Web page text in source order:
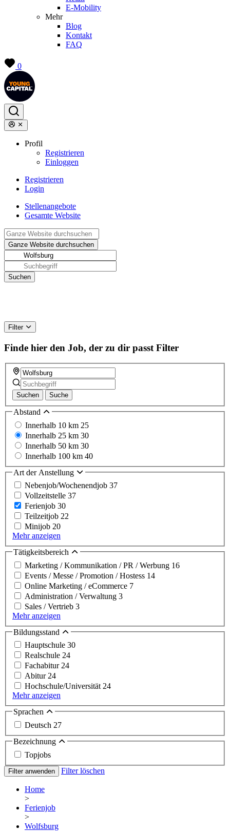
E-Mobility
Mehr
Blog
Kontakt
FAQ
0
Profil
Registrieren
Einloggen
Registrieren
Login
Stellenangebote
Gesamte Website
Filter
Finde hier den Job, der zu dir passt Filter
Suchen Suche
Abstand
Innerhalb 10 km 25
Innerhalb 25 km 30
Innerhalb 50 km 30
Innerhalb 100 km 40
Art der Anstellung
Nebenjob/Wochenendjob 37
Vollzeitstelle 37
Ferienjob 30
Teilzeitjob 22
Minijob 20
Mehr anzeigen
Tätigkeitsbereich
Marketing / Kommunikation / PR / Werbung 16
Events / Messe / Promotion / Hostess 14
Online Marketing / eCommerce 7
Administration / Verwaltung 3
Sales / Vertrieb 3
Mehr anzeigen
Bildungsstand
Hauptschule 30
Realschule 24
Fachabitur24
Abitur24
Hochschule/Universität24
Mehr anzeigen
Sprachen
Deutsch 27
Bezeichnung
Topjobs
Filter anwenden Filter löschen
Home
>
Ferienjob
>
Wolfsburg